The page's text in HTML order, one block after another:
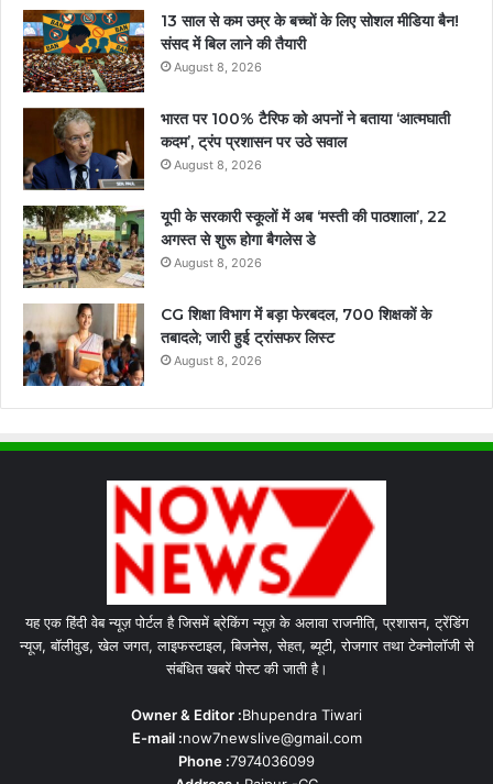
13 साल से कम उम्र के बच्चों के लिए सोशल मीडिया बैन!
संसद में बिल लाने की तैयारी
August 8, 2026
भारत पर 100% टैरिफ को अपनों ने बताया ‘आत्मघाती
कदम’, ट्रंप प्रशासन पर उठे सवाल
August 8, 2026
यूपी के सरकारी स्कूलों में अब ‘मस्ती की पाठशाला’, 22
अगस्त से शुरू होगा बैगलेस डे
August 8, 2026
CG शिक्षा विभाग में बड़ा फेरबदल, 700 शिक्षकों के
तबादले; जारी हुई ट्रांसफर लिस्ट
August 8, 2026
यह एक हिंदी वेब न्यूज़ पोर्टल है जिसमें ब्रेकिंग न्यूज़ के अलावा राजनीति, प्रशासन, ट्रेंडिंग
न्यूज, बॉलीवुड, खेल जगत, लाइफस्टाइल, बिजनेस, सेहत, ब्यूटी, रोजगार तथा टेक्नोलॉजी से
संबंधित खबरें पोस्ट की जाती है।
Owner & Editor :Bhupendra Tiwari
E-mail :now7newslive@gmail.com
Phone :7974036099